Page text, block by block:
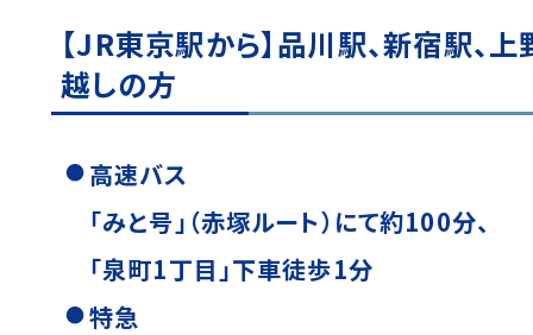
【JR東京駅から】品川駅、新宿駅、
越しの方
高速バス
「みと号」（赤塚ルート）にて約100分、
「泉町1丁目」下車徒歩1分
特急